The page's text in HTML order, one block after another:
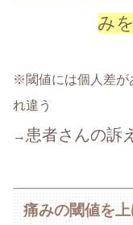
み
※閾値には個人差が
れ違う
→ 患者さんの訴
痛みの閾値を